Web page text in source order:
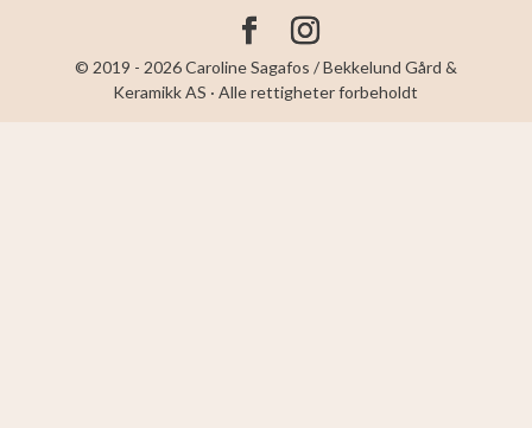
© 2019 - 2026 Caroline Sagafos / Bekkelund Gård &
Keramikk AS · Alle rettigheter forbeholdt